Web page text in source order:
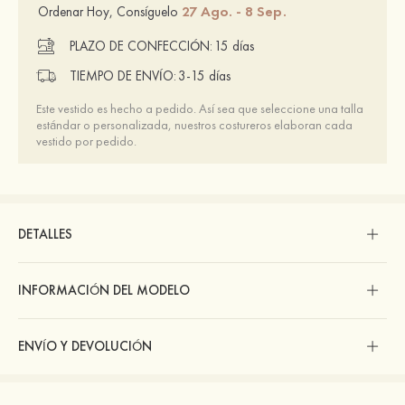
Ordenar Hoy, Consíguelo 27 Ago. - 8 Sep.
PLAZO DE CONFECCIÓN: 15 días
TIEMPO DE ENVÍO: 3-15 días
Este vestido es hecho a pedido. Así sea que seleccione una talla
estándar o personalizada, nuestros costureros elaboran cada
vestido por pedido.
DETALLES
INFORMACIÓN DEL MODELO
ENVÍO Y DEVOLUCIÓN